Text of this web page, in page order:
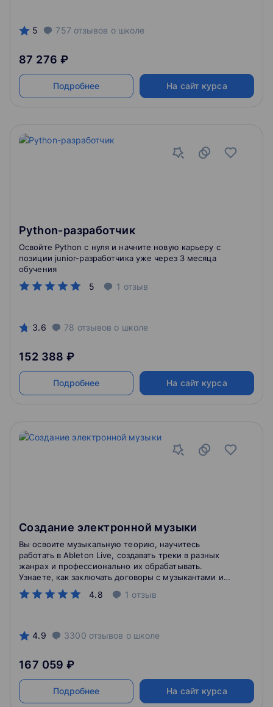
5 757 отзывов о школе
87 276 ₽
Подробнее На сайт курса
Python-разработчик
5 1 отзыв
Освойте Python с нуля и начните новую карьеру с
позиции junior-разработчика уже через 3 месяца
обучения
3.6 78 отзывов о школе
152 388 ₽
Подробнее На сайт курса
Создание электронной музыки
4.8 1 отзыв
Вы освоите музыкальную теорию, научитесь
работать в Ableton Live, создавать треки в разных
жанрах и профессионально их обрабатывать.
Узнаете, как заключать договоры с музыкантами и
лейблами и строить бизнес-модель проекта.
Сможете писать музыку для себя или начать
4.9 3300 отзывов о школе
167 059 ₽
Подробнее На сайт курса